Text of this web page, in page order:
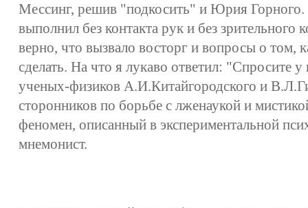
Мессинг, решив "подкосить" и Юрия Горного.
выполнил без контакта рук и без зрительного
верно, что вызвало восторг и вопросы о том,
сделать. На что я лукаво ответил: "Спросите
ученых-физиков А.И.Китайгородского и
сторонников по борьбе с лженаукой и
феномен, описанный в экспериментальной
мнемонист.